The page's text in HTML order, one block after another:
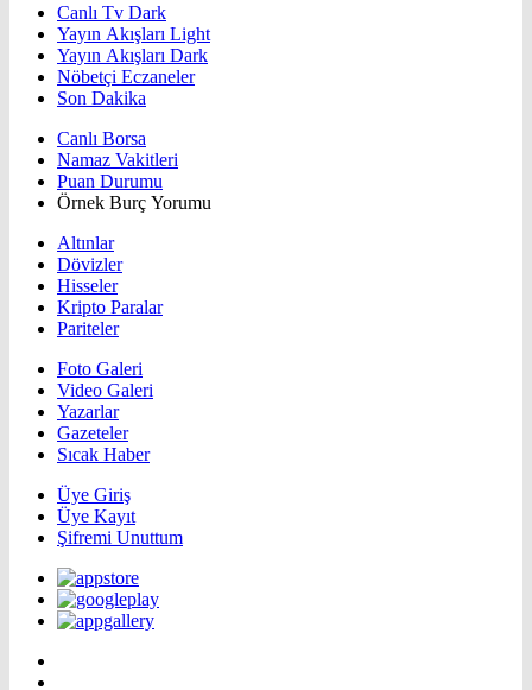
Canlı Tv Dark
Yayın Akışları Light
Yayın Akışları Dark
Nöbetçi Eczaneler
Son Dakika
Canlı Borsa
Namaz Vakitleri
Puan Durumu
Örnek Burç Yorumu
Altınlar
Dövizler
Hisseler
Kripto Paralar
Pariteler
Foto Galeri
Video Galeri
Yazarlar
Gazeteler
Sıcak Haber
Üye Giriş
Üye Kayıt
Şifremi Unuttum